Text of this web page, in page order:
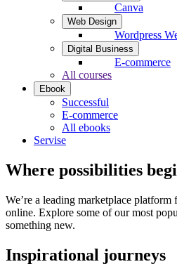
Canva
Web Design
Wordpress
Digital Business
E-commerce
All courses
Ebook
Successful
E-commerce
All ebooks
Servise
Where possibilities
We’re a leading marketplace
online. Explore some of our most
something new.
Inspirational journeys